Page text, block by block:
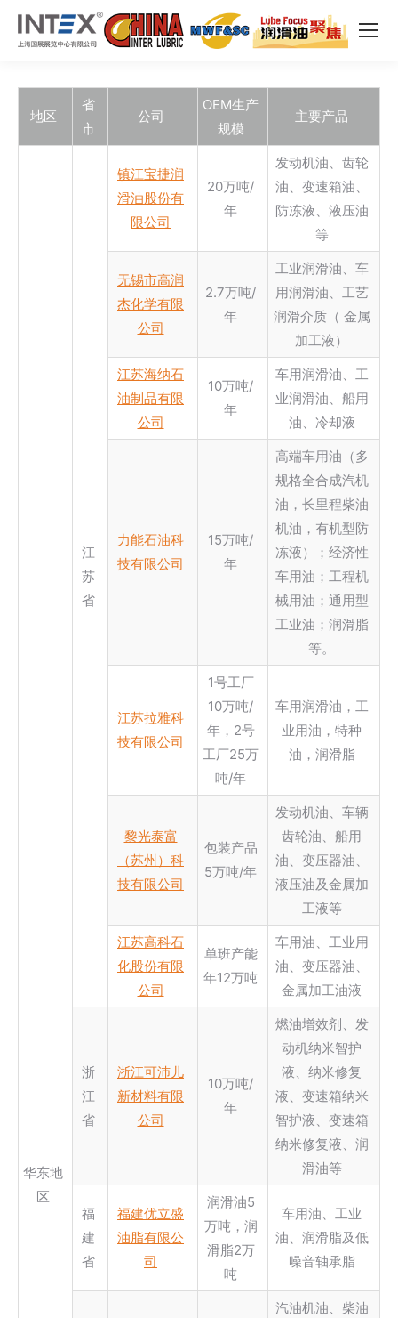
地区
省
市
公司
OEM生产
规模
主要产品
华东地
区
江
苏
省
镇江宝捷润
滑油股份有
限公司
20万吨/
年
发动机油、齿轮
油、变速箱油、
防冻液、液压油
等
无锡市高润
杰化学有限
公司
2.7万吨/
年
工业润滑油、车
用润滑油、工艺
润滑介质（ 金属
加工液）
江苏海纳石
油制品有限
公司
10万吨/
年
车用润滑油、工
业润滑油、船用
油、冷却液
力能石油科
技有限公司
15万吨/
年
高端车用油（多
规格全合成汽机
油，长里程柴油
机油，有机型防
冻液）；经济性
车用油；工程机
械用油；通用型
工业油；润滑脂
等。
江苏拉雅科
技有限公司
1号工厂
10万吨/
年，2号
工厂25万
吨/年
车用润滑油，工
业用油，特种
油，润滑脂
黎光泰富
（苏州）科
技有限公司
包装产品
5万吨/年
发动机油、车辆
齿轮油、船用
油、变压器油、
液压油及金属加
工液等
江苏高科石
化股份有限
公司
单班产能
年12万吨
车用油、工业用
油、变压器油、
金属加工油液
浙
江
省
浙江可沛儿
新材料有限
公司
10万吨/
年
燃油增效剂、发
动机纳米智护
液、纳米修复
液、变速箱纳米
智护液、变速箱
纳米修复液、润
滑油等
福
建
省
福建优立盛
油脂有限公
司
润滑油5
万吨，润
滑脂2万
吨
车用油、工业
油、润滑脂及低
噪音轴承脂
汽油机油、柴油